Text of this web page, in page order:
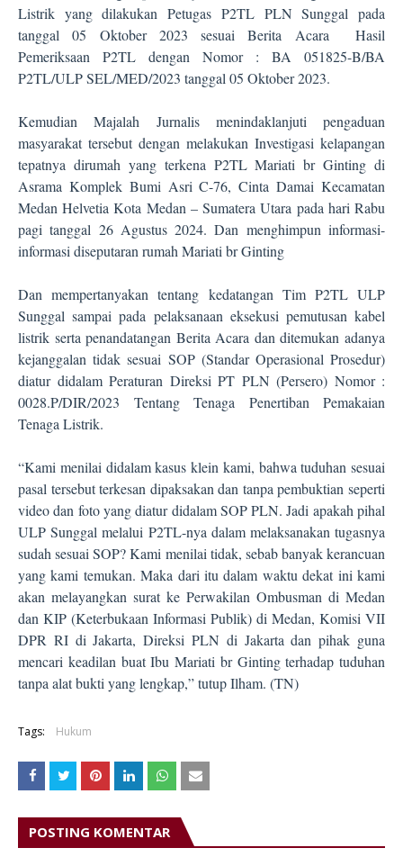
Listrik yang dilakukan Petugas P2TL PLN Sunggal pada
tanggal 05 Oktober 2023 sesuai Berita Acara
Hasil
Pemeriksaan P2TL dengan Nomor : BA 051825-B/BA
P2TL/ULP SEL/MED/2023 tanggal 05 Oktober 2023.
Kemudian Majalah Jurnalis menindaklanjuti pengaduan
masyarakat tersebut dengan melakukan Investigasi kelapangan
tepatnya dirumah yang terkena P2TL Mariati br Ginting di
Asrama Komplek Bumi Asri C-76, Cinta Damai Kecamatan
Medan Helvetia Kota Medan – Sumatera Utara pada hari Rabu
pagi tanggal 26 Agustus 2024. Dan menghimpun informasi-
informasi diseputaran rumah Mariati br Ginting
Dan mempertanyakan tentang kedatangan Tim P2TL ULP
Sunggal sampai pada pelaksanaan eksekusi pemutusan kabel
listrik serta penandatangan Berita Acara dan ditemukan adanya
kejanggalan tidak sesuai SOP (Standar Operasional Prosedur)
diatur didalam Peraturan Direksi PT PLN (Persero) Nomor :
0028.P/DIR/2023 Tentang Tenaga Penertiban Pemakaian
Tenaga Listrik.
“Kami menilai didalam kasus klein kami, bahwa tuduhan sesuai
pasal tersebut terkesan dipaksakan dan tanpa pembuktian seperti
video dan foto yang diatur didalam SOP PLN. Jadi apakah pihal
ULP Sunggal melalui P2TL-nya dalam melaksanakan tugasnya
sudah sesuai SOP? Kami menilai tidak, sebab banyak kerancuan
yang kami temukan. Maka dari itu dalam waktu dekat ini kami
akan melayangkan surat ke Perwakilan Ombusman di Medan
dan KIP (Keterbukaan Informasi Publik) di Medan, Komisi VII
DPR RI di Jakarta, Direksi PLN di Jakarta dan pihak guna
mencari keadilan buat Ibu Mariati br Ginting terhadap tuduhan
tanpa alat bukti yang lengkap,” tutup Ilham. (TN)
Tags: Hukum
POSTING KOMENTAR